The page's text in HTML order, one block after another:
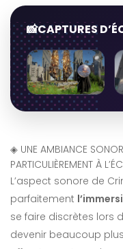
CAPTURES
◈ UNE AMBIANCE
PARTICULIÈREMENT À
L’aspect sonore de
parfaitement
se faire discrètes lors
devenir beaucoup